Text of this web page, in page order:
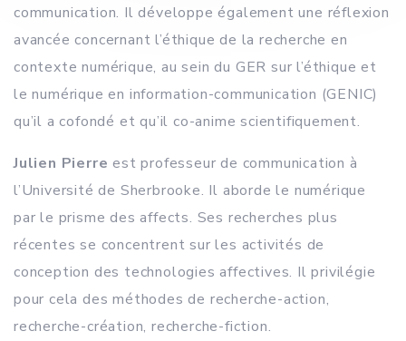
communication. Il développe également une réflexion
avancée concernant l’éthique de la recherche en
contexte numérique, au sein du GER sur l’éthique et
le numérique en information-communication (GENIC)
qu’il a cofondé et qu’il co-anime scientifiquement.
Julien Pierre est professeur de communication à
l’Université de Sherbrooke. Il aborde le numérique
par le prisme des affects. Ses recherches plus
récentes se concentrent sur les activités de
conception des technologies affectives. Il privilégie
pour cela des méthodes de recherche-action,
recherche-création, recherche-fiction.